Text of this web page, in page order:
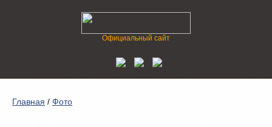
Официальный сайт
Главная / Фото